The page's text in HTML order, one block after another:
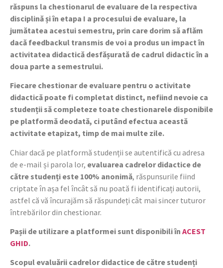
răspuns la chestionarul de evaluare de la respectiva
disciplină și în etapa I a procesului de evaluare, la
jumătatea acestui semestru, prin care dorim să aflăm
dacă feedbackul transmis de voi a produs un impact în
activitatea didactică desfășurată de cadrul didactic în a
doua parte a semestrului.
Fiecare chestionar de evaluare pentru o activitate
didactică poate fi completat distinct, nefiind nevoie ca
studenții să completeze toate chestionarele disponibile
pe platformă deodată, ci putând efectua această
activitate etapizat, timp de mai multe zile.
Chiar dacă pe platformă studenții se autentifică cu adresa
de e-mail și parola lor, evaluarea cadrelor didactice de
către studenți este 100% anonimă, răspunsurile fiind
criptate în așa fel încât să nu poată fi identificați autorii,
astfel că vă încurajăm să răspundeți cât mai sincer tuturor
întrebărilor din chestionar.
Pașii de utilizare a platformei sunt disponibili în ACEST
GHID.
Scopul evaluării cadrelor didactice de către studenți